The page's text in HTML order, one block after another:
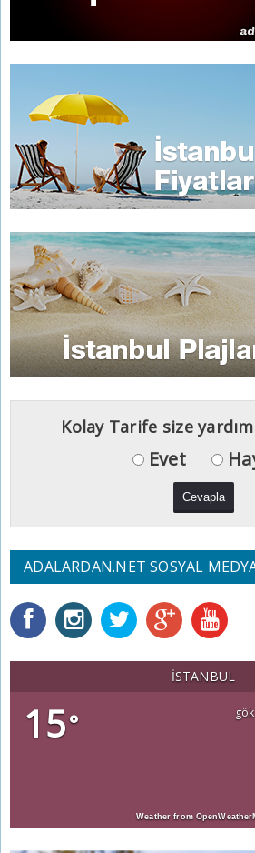
Kolay Tarife size
Evet
ADALARDAN.NET SOSYAL
İSTANBUL
15°
Weather from